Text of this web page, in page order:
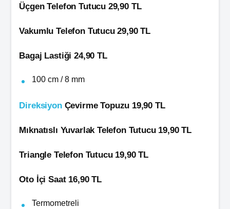
Üçgen Telefon Tutucu 29,90 TL
Vakumlu Telefon Tutucu 29,90 TL
Bagaj Lastiği 24,90 TL
100 cm / 8 mm
DireksiyonÇevirme Topuzu 19,90 TL
Mıknatıslı Yuvarlak Telefon Tutucu 19,90 TL
Triangle Telefon Tutucu 19,90 TL
Oto İçi Saat 16,90 TL
Termometreli